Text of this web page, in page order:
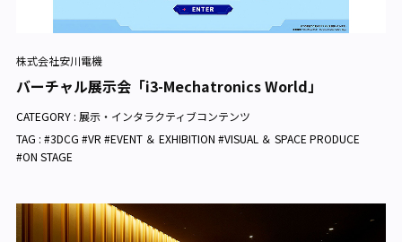
株式会社安川電機
バーチャル展示会「i3-Mechatronics World」
CATEGORY : 展示・インタラクティブコンテンツ
TAG : #3DCG #VR #EVENT ＆ EXHIBITION #VISUAL ＆ SPACE PRODUCE
#ON STAGE